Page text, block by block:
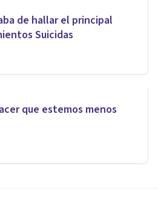
de hallar el principal
Suicidas
que estemos menos